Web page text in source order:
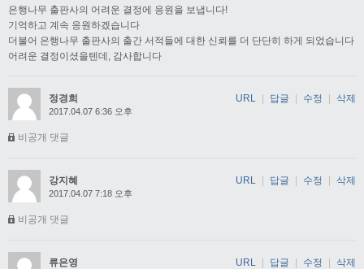
은행나무 출판사의 어려운 결정에 응원을 보냅니다!
기억하고 계속 응원하겠습니다
더불어 은행나무 출판사의 출간 서적들에 대한 신뢰를 더 단단히 하게 되었습니다
어려운 결정이셨을텐데, 감사합니다
정경희
2017.04.07 6:36 오후
비공개 댓글
URL 답글 수정 삭제
강지혜
2017.04.07 7:18 오후
비공개 댓글
URL 답글 수정 삭제
류은영 URL 답글 수정 삭제